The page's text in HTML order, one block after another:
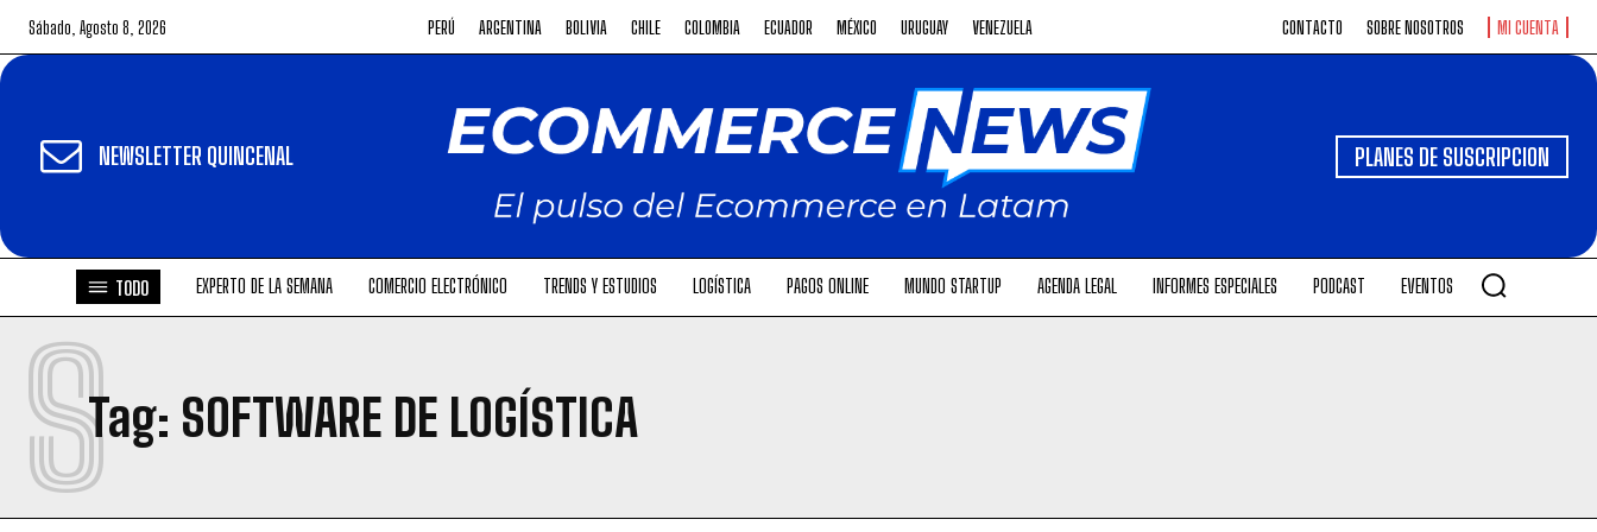
Sábado, Agosto 8, 2026 PERÚ ARGENTINA BOLIVIA CHILE COLOMBIA ECUADOR MÉXICO URUGUAY VENEZUELA CONTACTO SOBRE NOSOTROS MI CUENTA
NEWSLETTER QUINCENAL PLANES DE SUSCRIPCION
TODO EXPERTO DE LA SEMANA COMERCIO ELECTRÓNICO TRENDS Y ESTUDIOS LOGÍSTICA PAGOS ONLINE MUNDO STARTUP AGENDA LEGAL INFORMES ESPECIALES PODCAST EVENTOS
Tag: SOFTWARE DE LOGÍSTICA
S